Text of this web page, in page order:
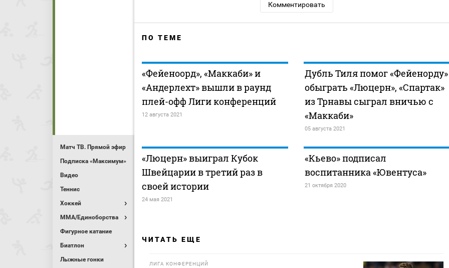
Матч ТВ. Прямой эфир
Подписка «Максимум»
Видео
Теннис
Хоккей
MMA/Единоборства
Фигурное катание
Биатлон
Лыжные гонки
Комментировать
ПО ТЕМЕ
«Фейеноорд», «Маккаби» и
«Андерлехт» вышли в раунд
плей-офф Лиги конференций
12 августа 2021
Дубль Тиля помог «Фейенорду»
обыграть «Люцерн», «Спартак»
из Трнавы сыграл вничью с
«Маккаби»
05 августа 2021
«Люцерн» выиграл Кубок
Швейцарии в третий раз в
своей истории
24 мая 2021
«Кьево» подписал
воспитанника «Ювентуса»
21 октября 2020
ЧИТАТЬ ЕЩЕ
ЛИГА КОНФЕРЕНЦИЙ